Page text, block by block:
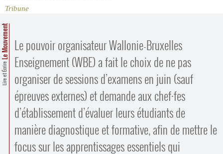
Comprendre et parler
Bienvenue en Belgique
Contacts
Trouver un lieu d’alphabétisation
Tribune
Lire et Écrire
Le Mouvement Le pouvoir organisateur Wallonie-Bruxelles
Enseignement (WBE) a fait le choix de ne pas
organiser de sessions d’examens en juin (sauf
épreuves externes) et demande aux chef·fes
d’établissement d’évaluer leurs étudiants de
manière diagnostique et formative, afin de mettre le
focus sur les apprentissages essentiels qui